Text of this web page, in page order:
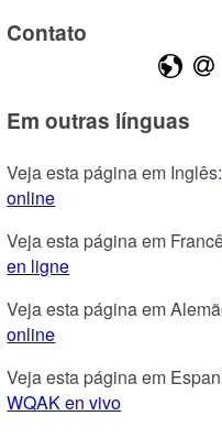
Contato
Em outras línguas
Veja esta página em Inglês:
online
Veja esta página em
en ligne
Veja esta página em
online
Veja esta página em
WQAK en vivo